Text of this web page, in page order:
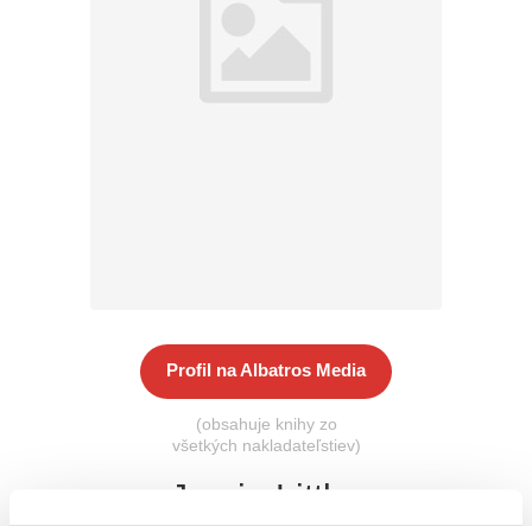
Všetky kategórie
Profil na Albatros Media
(obsahuje knihy zo
všetkých nakladateľstiev)
Jamie Littler